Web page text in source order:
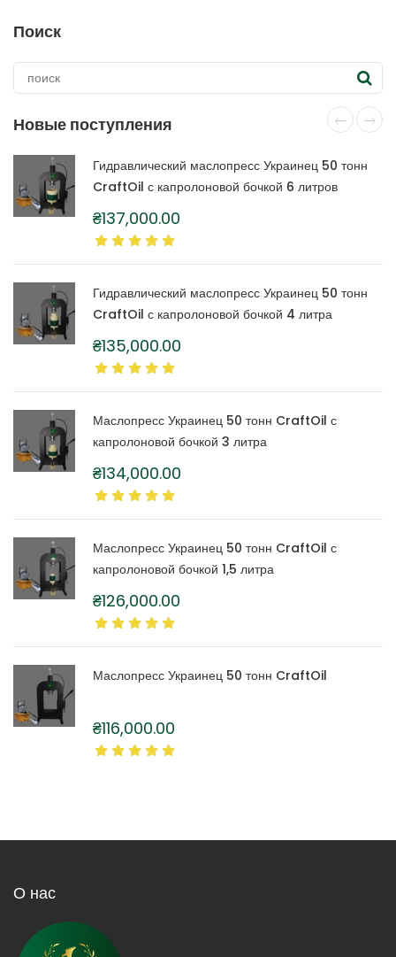
Поиск
Новые поступления
Гидравлический маслопресс Украинец 50 тонн
CraftOil с капролоновой бочкой 6 литров
₴137,000.00
Гидравлический маслопресс Украинец 50 тонн
CraftOil с капролоновой бочкой 4 литра
₴135,000.00
Маслопресс Украинец 50 тонн CraftOil с
капролоновой бочкой 3 литра
₴134,000.00
Маслопресс Украинец 50 тонн CraftOil с
капролоновой бочкой 1,5 литра
₴126,000.00
Маслопресс Украинец 50 тонн CraftOil
₴116,000.00
О нас